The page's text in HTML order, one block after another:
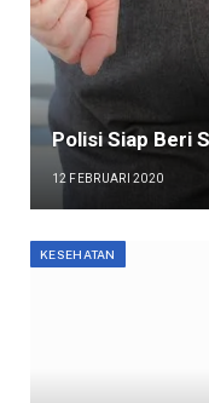
Polisi Siap Beri
12 FEBRUARI 2020
KESEHATAN